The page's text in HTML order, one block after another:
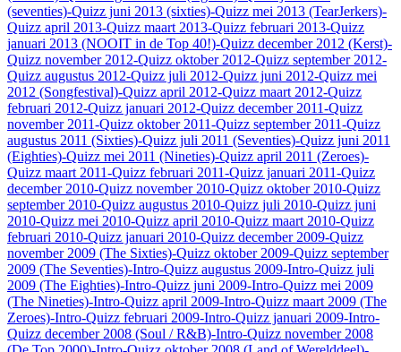
(seventies)-Quizz juni 2013 (sixties)-Quizz mei 2013 (TearJerkers)-
Quizz april 2013-Quizz maart 2013-Quizz februari 2013-Quizz
januari 2013 (NOOIT in de Top 40!)-Quizz december 2012 (Kerst)-
Quizz november 2012-Quizz oktober 2012-Quizz september 2012-
Quizz augustus 2012-Quizz juli 2012-Quizz juni 2012-Quizz mei
2012 (Songfestival)-Quizz april 2012-Quizz maart 2012-Quizz
februari 2012-Quizz januari 2012-Quizz december 2011-Quizz
november 2011-Quizz oktober 2011-Quizz september 2011-Quizz
augustus 2011 (Sixties)-Quizz juli 2011 (Seventies)-Quizz juni 2011
(Eighties)-Quizz mei 2011 (Nineties)-Quizz april 2011 (Zeroes)-
Quizz maart 2011-Quizz februari 2011-Quizz januari 2011-Quizz
december 2010-Quizz november 2010-Quizz oktober 2010-Quizz
september 2010-Quizz augustus 2010-Quizz juli 2010-Quizz juni
2010-Quizz mei 2010-Quizz april 2010-Quizz maart 2010-Quizz
februari 2010-Quizz januari 2010-Quizz december 2009-Quizz
november 2009 (The Sixties)-Quizz oktober 2009-Quizz september
2009 (The Seventies)-Intro-Quizz augustus 2009-Intro-Quizz juli
2009 (The Eighties)-Intro-Quizz juni 2009-Intro-Quizz mei 2009
(The Nineties)-Intro-Quizz april 2009-Intro-Quizz maart 2009 (The
Zeroes)-Intro-Quizz februari 2009-Intro-Quizz januari 2009-Intro-
Quizz december 2008 (Soul / R&B)-Intro-Quizz november 2008